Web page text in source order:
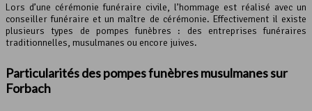
Lors d’une cérémonie funéraire civile, l’hommage est réalisé avec un
conseiller funéraire et un maître de cérémonie. Effectivement il existe
plusieurs types de pompes funèbres : des entreprises funéraires
traditionnelles, musulmanes ou encore juives.
Particularités des pompes funèbres musulmanes sur
Forbach